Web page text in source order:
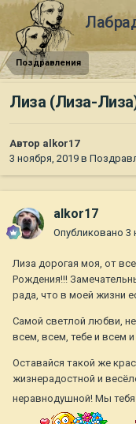
Поздравления
Лиза (Лиза-
Автор alkor17
3 ноября, 2019 в
alkor17
Опубликовано 3
Лиза дорогая моя, от
Рождения!!!
рада, что в моей жизни
Самой светлой любви,
всем, всем, тебе и всем
Оставайся такой же
жизнерадостной и
неравнодушной! Мы